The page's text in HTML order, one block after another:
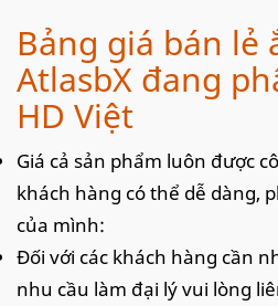
Bảng giá bán lẻ
AtlasbX đang
HD Việt
Giá cả sản phẩm luôn được
khách hàng có thể dễ dàng,
của mình:
Đối với các khách hàng cần
nhu cầu làm đại lý vui lòng